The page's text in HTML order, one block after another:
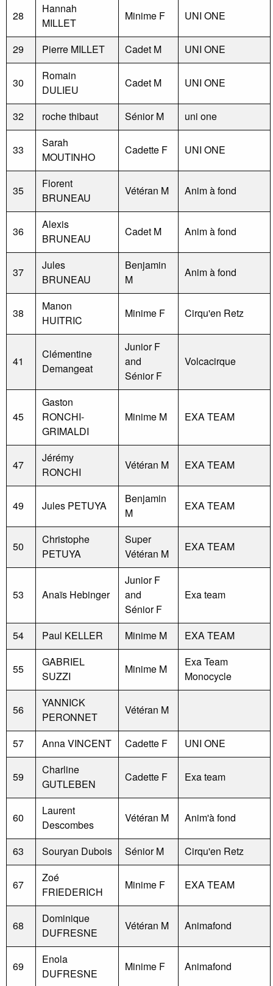
28
Hannah
MILLET
Minime F UNI ONE
29 Pierre MILLET Cadet M UNI ONE
30
Romain
DULIEU
Cadet M UNI ONE
32 roche thibaut Sénior M uni one
33
Sarah
MOUTINHO
Cadette F UNI ONE
35
Florent
BRUNEAU
Vétéran M Anim à fond
36
Alexis
BRUNEAU
Cadet M Anim à fond
37
Jules
BRUNEAU
Benjamin
M
Anim à fond
38
Manon
HUITRIC
Minime F Cirqu'en Retz
41
Clémentine
Demangeat
Junior F
and
Sénior F
Volcacirque
45
Gaston
RONCHI-
GRIMALDI
Minime M EXA TEAM
47
Jérémy
RONCHI
Vétéran M EXA TEAM
49 Jules PETUYA
Benjamin
M
EXA TEAM
50
Christophe
PETUYA
Super
Vétéran M
EXA TEAM
53 Anaïs Hebinger
Junior F
and
Sénior F
Exa team
54 Paul KELLER Minime M EXA TEAM
55
GABRIEL
SUZZI
Minime M
Exa Team
Monocycle
56
YANNICK
PERONNET
Vétéran M
57 Anna VINCENT Cadette F UNI ONE
59
Charline
GUTLEBEN
Cadette F Exa team
60
Laurent
Descombes
Vétéran M Anim'à fond
63 Souryan Dubois Sénior M Cirqu'en Retz
67
Zoé
FRIEDERICH
Minime F EXA TEAM
68
Dominique
DUFRESNE
Vétéran M Animafond
69
Enola
DUFRESNE
Minime F Animafond